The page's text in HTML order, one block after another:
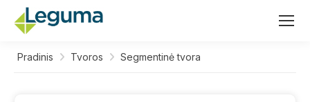
Pradinis Tvoros Segmentinė tvora